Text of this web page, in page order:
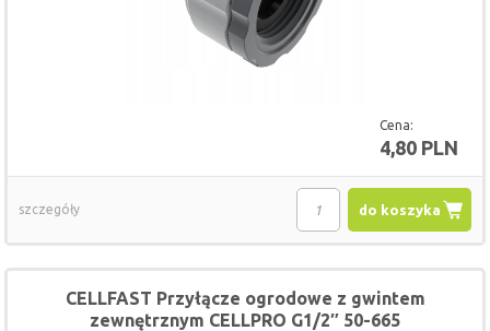
Cena:
4,80 PLN
do koszyka
szczegóły
CELLFAST Przyłącze ogrodowe z gwintem
zewnętrznym CELLPRO G1/2″ 50-665